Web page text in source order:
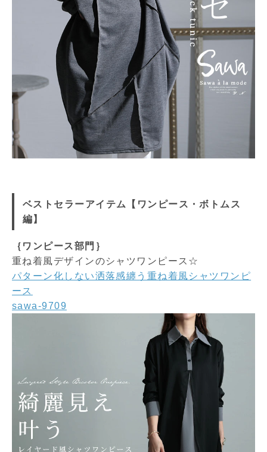
ベストセラーアイテム【ワンピース・ボトムス
編】
｛ワンピース部門｝
重ね着風デザインのシャツワンピース☆
パターン化しない洒落感纏う重ね着風シャツワンピ
ース
sawa-9709